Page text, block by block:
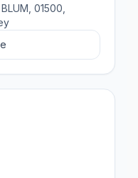
01500,